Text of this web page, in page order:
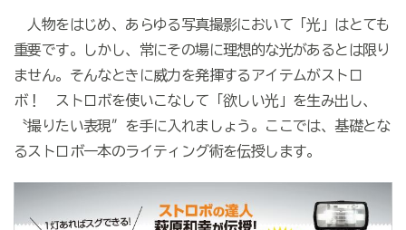
人物をはじめ、あらゆる写真撮影において「光」はとても
重要です。しかし、常にその場に理想的な光があるとは限り
ません。そんなときに威力を発揮するアイテムがストロ
ボ！ ストロボを使いこなして「欲しい光」を生み出し、
〝撮りたい表現″を手に入れましょう。ここでは、基礎とな
るストロボ一本のライティング術を伝授します。